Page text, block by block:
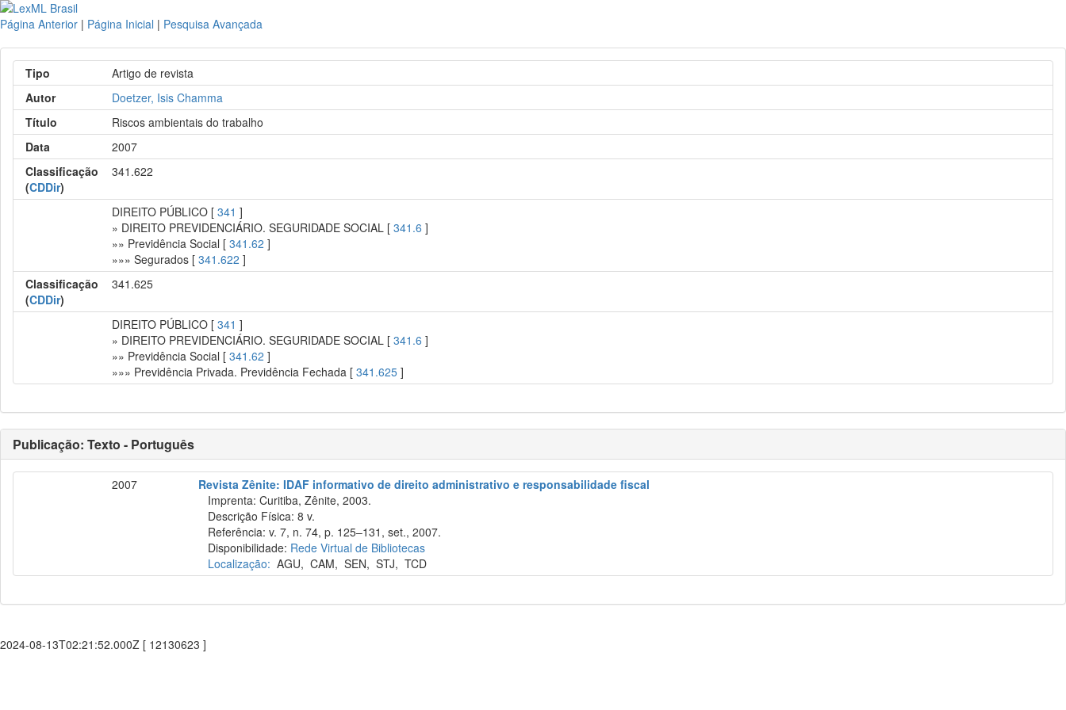
Página Anterior | Página Inicial | Pesquisa Avançada
Tipo
Artigo de revista
Autor
Doetzer, Isis Chamma
Título
Riscos ambientais do trabalho
Data
2007
Classificação
(CDDir)
341.622
DIREITO PÚBLICO [341 ]
» DIREITO PREVIDENCIÁRIO. SEGURIDADE SOCIAL [341.6 ]
»» Previdência Social [341.62 ]
»»» Segurados [341.622 ]
Classificação
(CDDir)
341.625
DIREITO PÚBLICO [341 ]
» DIREITO PREVIDENCIÁRIO. SEGURIDADE SOCIAL [341.6 ]
»» Previdência Social [341.62 ]
»»» Previdência Privada. Previdência Fechada [341.625 ]
Publicação: Texto - Português
2007
Revista Zênite: IDAF informativo de direito administrativo e responsabilidade fiscal
Imprenta: Curitiba, Zênite, 2003.
Descrição Física: 8 v.
Referência: v. 7, n. 74, p. 125–131, set., 2007.
Disponibilidade: Rede Virtual de Bibliotecas
Localização: AGU,CAM,SEN,STJ,TCD
2024-08-13T02:21:52.000Z [ 12130623 ]